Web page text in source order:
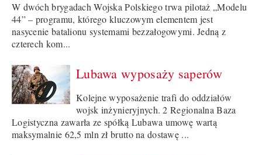
W dwóch brygadach Wojska Polskiego trwa pilotaż „Modelu
44” – programu, którego kluczowym elementem jest
nasycenie batalionu systemami bezzałogowymi. Jedną z
czterech kom...
Lubawa wyposaży saperów
Kolejne wyposażenie trafi do oddziałów
wojsk inżynieryjnych. 2 Regionalna Baza
Logistyczna zawarła ze spółką Lubawa umowę wartą
maksymalnie 62,5 mln zł brutto na dostawę ...